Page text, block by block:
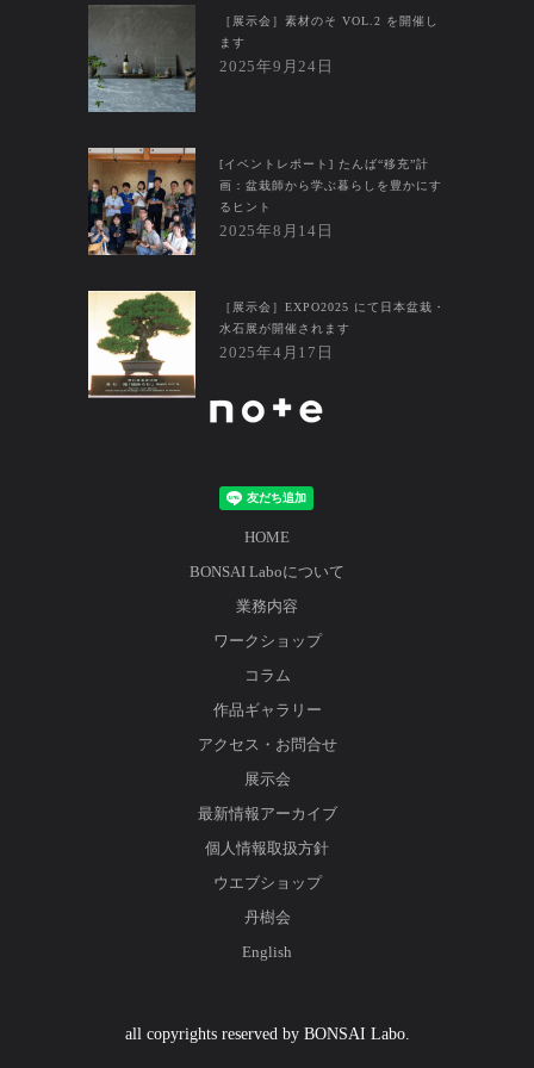
［展示会］素材のそ VOL.2 を開催し
ます
2025年9月24日
[イベントレポート] たんば“移充”計
画：盆栽師から学ぶ暮らしを豊かにす
るヒント
2025年8月14日
［展示会］EXPO2025 にて日本盆栽・
水石展が開催されます
2025年4月17日
HOME
BONSAI Laboについて
業務内容
ワークショップ
コラム
作品ギャラリー
アクセス・お問合せ
展示会
最新情報アーカイブ
個人情報取扱方針
ウエブショップ
丹樹会
English
all copyrights reserved by BONSAI Labo.